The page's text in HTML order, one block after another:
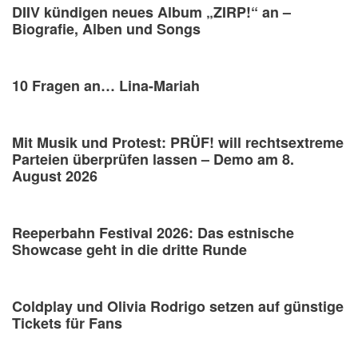
DIIV kündigen neues Album „ZIRP!“ an –
Biografie, Alben und Songs
10 Fragen an… Lina-Mariah
Mit Musik und Protest: PRÜF! will rechtsextreme
Parteien überprüfen lassen – Demo am 8.
August 2026
Reeperbahn Festival 2026: Das estnische
Showcase geht in die dritte Runde
Coldplay und Olivia Rodrigo setzen auf günstige
Tickets für Fans